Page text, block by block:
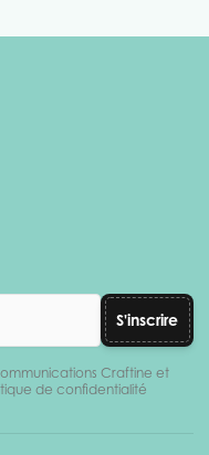
S'inscrire
Craftine et
de confidentialité